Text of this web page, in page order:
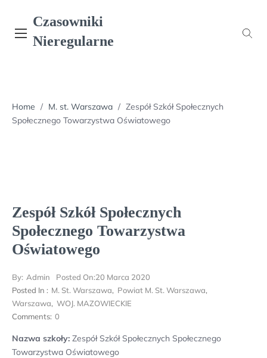
content
Czasowniki
Nieregularne
Home / M. st. Warszawa / Zespół Szkół Społecznych
Społecznego Towarzystwa Oświatowego
Zespół Szkół Społecznych
Społecznego Towarzystwa
Oświatowego
By: Admin Posted On:20 Marca 2020
Posted In : M. St. Warszawa, Powiat M. St. Warszawa,
Warszawa, WOJ. MAZOWIECKIE
Comments: 0
Nazwa szkoły: Zespół Szkół Społecznych Społecznego
Towarzystwa Oświatowego